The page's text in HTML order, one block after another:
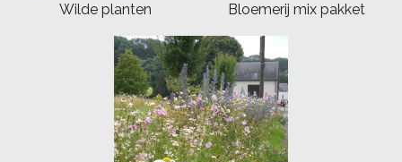
Wilde planten Bloemerij mix pakket